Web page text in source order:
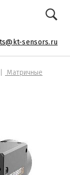
sensors.ru
Матричные